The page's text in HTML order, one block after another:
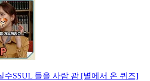
수SSUL 들을 사람 괌 [별에서 온 퀴즈]